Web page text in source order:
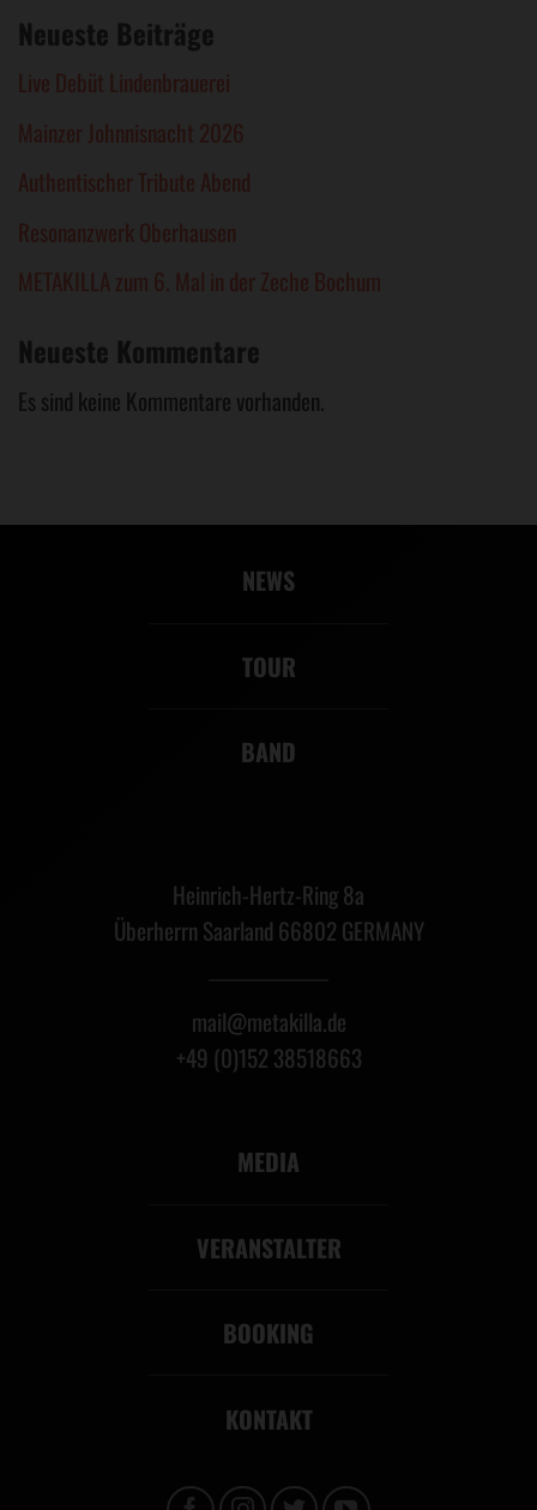
Neueste Beiträge
Live Debüt Lindenbrauerei
Mainzer Johnnisnacht 2026
Authentischer Tribute Abend
Resonanzwerk Oberhausen
METAKILLA zum 6. Mal in der Zeche Bochum
Neueste Kommentare
Es sind keine Kommentare vorhanden.
NEWS
TOUR
BAND
Heinrich-Hertz-Ring 8a
Überherrn Saarland 66802 GERMANY
mail@metakilla.de
+49 (0)152 38518663
MEDIA
VERANSTALTER
BOOKING
KONTAKT